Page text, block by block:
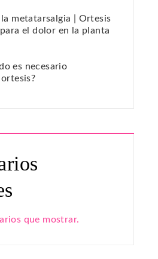
metatarsalgia | Ortesis
el dolor en la planta
es necesario
que mostrar.